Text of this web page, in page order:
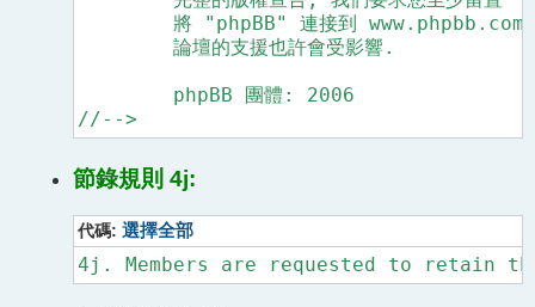
	論壇的支援也許會受影響.
//-->
節錄規則 4j:
代碼:選擇全部